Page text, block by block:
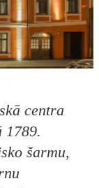
centra
1789.
šarmu,